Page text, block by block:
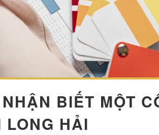
BIẾT MỘT
HẢI